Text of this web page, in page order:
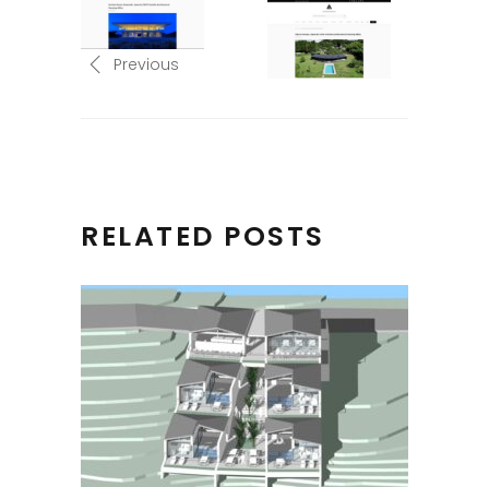
Previous
RELATED POSTS